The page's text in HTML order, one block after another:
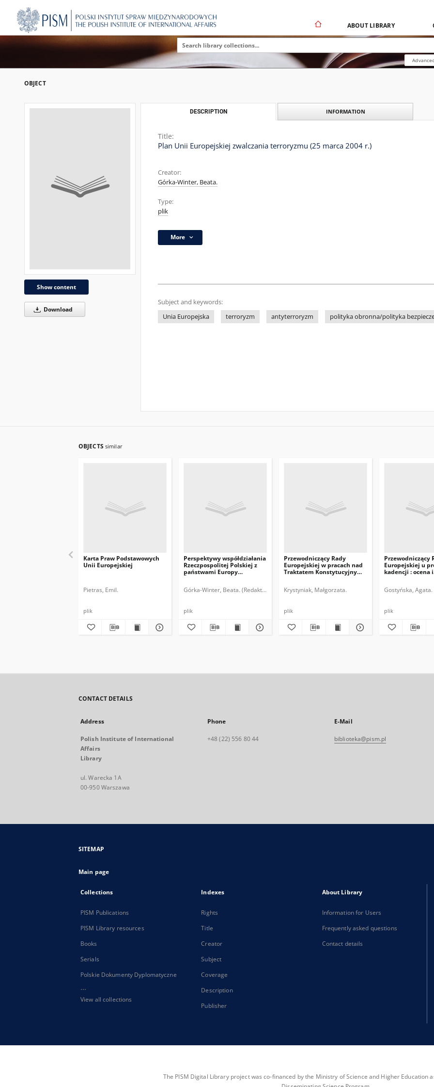
ABOUT LIBRARY
OBJECT
Show content
Download
DESCRIPTION INFORMATION
Title:
Plan Unii Europejskiej zwalczania terroryzmu (25 marca 2004 r.)
Creator:
Górka-Winter, Beata.
Type:
plik
More
Subject and keywords:
Unia Europejska
terroryzm antyterroryzm polityka obronna/polityka
OBJECTS similar
Karta Praw Podstawowych
Unii Europejskiej
Pietras, Emil.
plik
Perspektywy współdziałania
Rzeczpospolitej Polskiej z
państwami Europy
terroryzmowi i jego
Górka-Winter, Beata. (Redaktor) Dębski, Sławomir. (Redaktor)
plik
Przewodniczący Rady
Europejskiej w pracach nad
Traktatem Konstytucyjnym
Krystyniak, Małgorzata.
plik
Przewodniczący
Europejskiej u
kadencji : ocena i
Gostyńska, Agata.
plik
CONTACT DETAILS
Address
Polish Institute of International
Affairs
Library
ul. Warecka 1A
00-950 Warszawa
Phone
+48 (22) 556 80 44
E-Mail
biblioteka@pism.pl
SITEMAP
Main page
Collections
PISM Publications
PISM Library resources
Books
Serials
Polskie Dokumenty Dyplomatyczne
...
View all collections
Indexes
Rights
Title
Creator
Subject
Coverage
Description
Publisher
About Library
Information for Users
Frequently asked questions
Contact details
The PISM Digital Library project was co-financed by the Ministry of Science and Higher Education